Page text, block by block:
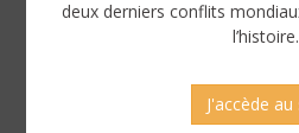
deux derniers conflits
l’histoire.
J'accède au